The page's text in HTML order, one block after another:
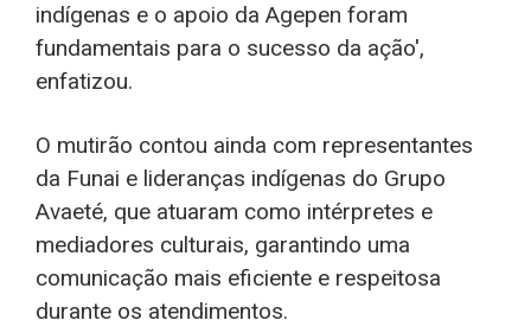
indígenas e o apoio da Agepen foram
fundamentais para o sucesso da ação',
enfatizou.
O mutirão contou ainda com representantes
da Funai e lideranças indígenas do Grupo
Avaeté, que atuaram como intérpretes e
mediadores culturais, garantindo uma
comunicação mais eficiente e respeitosa
durante os atendimentos.